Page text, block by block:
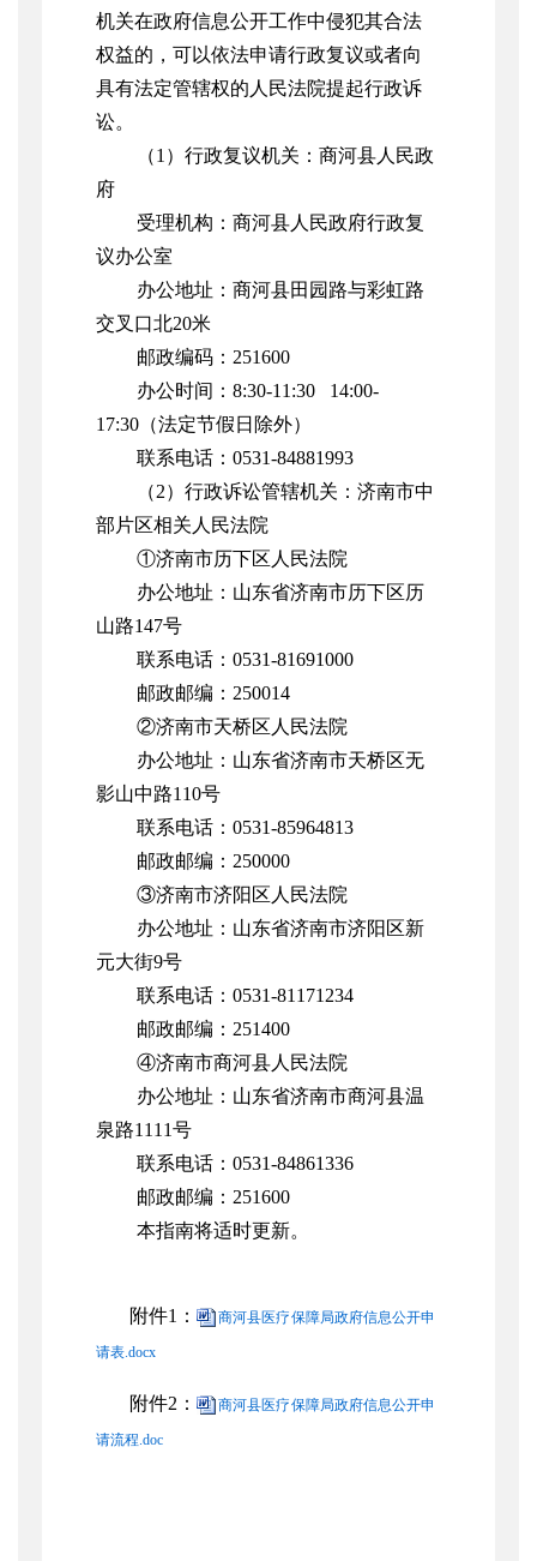
机关在政府信息公开工作中侵犯其合法
权益的，可以依法申请行政复议或者向
具有法定管辖权的人民法院提起行政诉
讼。
（1）行政复议机关： 商河县人民政
府
受理机构： 商河县人民政府行政复
议办公室
办公地址： 商河县田园路与彩虹路
交叉口北20米
邮政编码： 251600
办公时间： 8:30-11:30 14:00-
17:30（法定节假日除外）
联系电话： 0531-84881993
（2）行政诉讼管辖机关：济南市中
部片区相关 人民法院
①济南市历下区人民法院
办公地址 ： 山东省济南市历下区历
山路147号
联系电话 ： 0531-81691000
邮政邮编 ： 250014
②济南市天桥区人民法院
办公地址 ： 山东省济南市天桥区无
影山中路110号
联系电话 ： 0531-85964813
邮政邮编 ： 250000
③济南市济阳区人民法院
办公地址 ： 山东省济南市济阳区新
元大街9号
联系电话 ： 0531-81171234
邮政邮编 ： 251400
④济南市商河县人民法院
办公地址 ： 山东省济南市商河县温
泉路1111号
联系电话 ： 0531-84861336
邮政邮编 ： 251600
本指南将适时更新。
附件1： 商河县医疗保障局政府信息公开申
请表.docx
附件2： 商河县医疗保障局政府信息公开申
请流程.doc